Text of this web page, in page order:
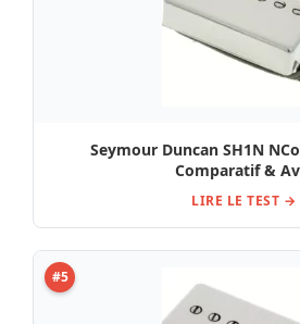
Seymour Duncan SH1N
Comparatif &
LIRE LE TEST →
#5